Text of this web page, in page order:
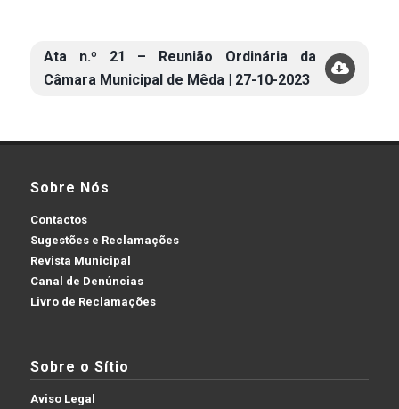
Ata n.º 21 – Reunião Ordinária da
Câmara Municipal de Mêda | 27-10-2023
Sobre Nós
Contactos
Sugestões e Reclamações
Revista Municipal
Canal de Denúncias
Livro de Reclamações
Sobre o Sítio
Aviso Legal